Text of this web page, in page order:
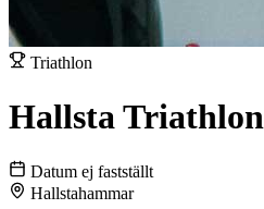
Triathlon
Hallsta Triathlon
Datum ej fastställt
Hallstahammar